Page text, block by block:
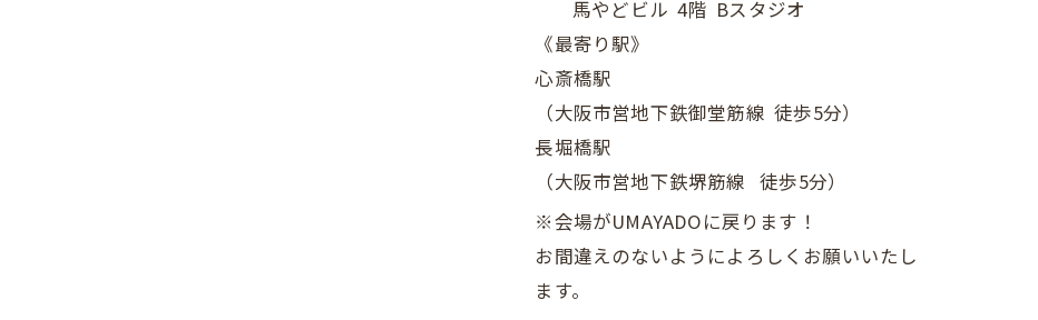
馬やどビル 4階 Bスタジオ
《最寄り駅》
心斎橋駅
（大阪市営地下鉄御堂筋線 徒歩5分）
長堀橋駅
（大阪市営地下鉄堺筋線 徒歩5分）
※会場がUMAYADOに戻ります！
お間違えのないようによろしくお願いいたし
ます。